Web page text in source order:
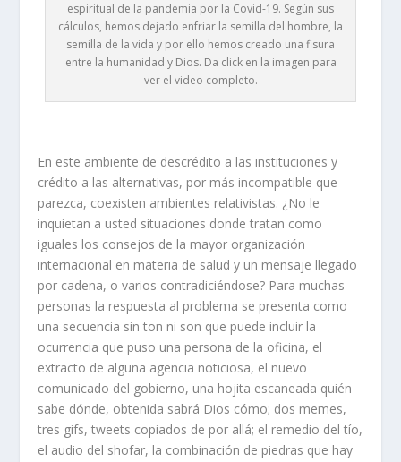
espiritual de la pandemia por la Covid-19. Según sus
cálculos, hemos dejado enfriar la semilla del hombre, la
semilla de la vida y por ello hemos creado una fisura
entre la humanidad y Dios. Da click en la imagen para
ver el video completo.
En este ambiente de descrédito a las instituciones y
crédito a las alternativas, por más incompatible que
parezca, coexisten ambientes relativistas. ¿No le
inquietan a usted situaciones donde tratan como
iguales los consejos de la mayor organización
internacional en materia de salud y un mensaje llegado
por cadena, o varios contradiciéndose? Para muchas
personas la respuesta al problema se presenta como
una secuencia sin ton ni son que puede incluir la
ocurrencia que puso una persona de la oficina, el
extracto de alguna agencia noticiosa, el nuevo
comunicado del gobierno, una hojita escaneada quién
sabe dónde, obtenida sabrá Dios cómo; dos memes,
tres gifs, tweets copiados de por allá; el remedio del tío,
el audio del shofar, la combinación de piedras que hay